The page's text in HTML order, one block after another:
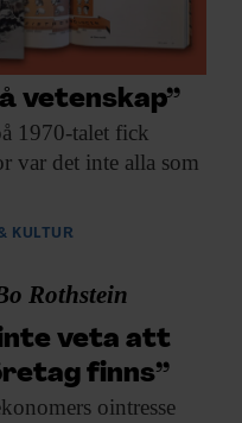
vetenskap”
1970-talet fick
var det inte alla som
KULTUR
Rothstein
veta att
finns”
ointresse